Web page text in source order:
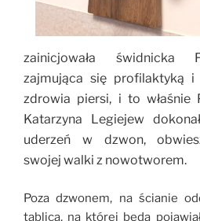
zainicjowała świdnicka
zajmująca się profilaktyką i
zdrowia piersi, i to właśnie
Katarzyna Legiejew
uderzeń w dzwon,
swojej walki z nowotworem.
Poza dzwonem, na ścianie
tablica, na której będą